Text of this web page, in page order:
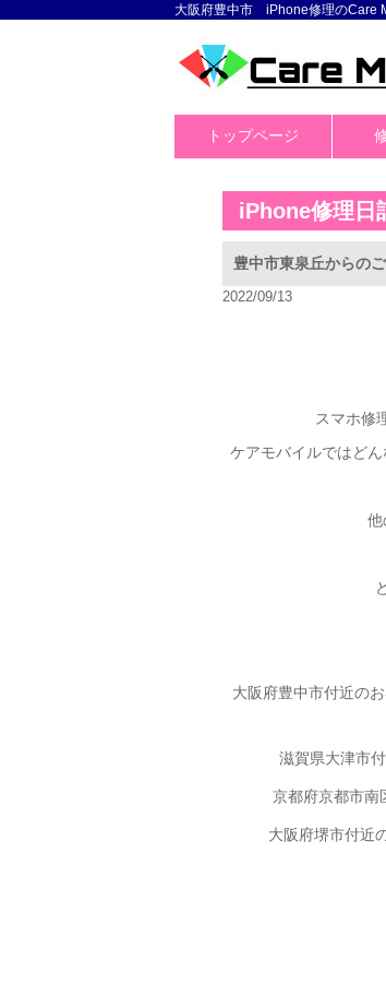
大阪府豊中市 iPhone修理のCare
トップページ
iPhone修理日
豊中市東泉丘からの
2022/09/13
スマホ修
ケアモバイルではど
他
大阪府豊中市付近の
滋賀県大津市
京都府京都市
大阪府堺市付近